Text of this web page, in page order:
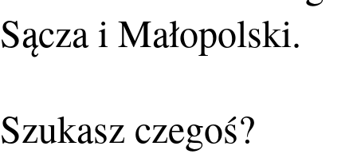
Sącza i Małopolski.
Szukasz czegoś?